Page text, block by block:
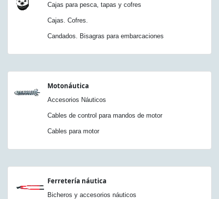
Cajas para pesca, tapas y cofres
Cajas. Cofres.
Candados. Bisagras para embarcaciones
Motonáutica
Accesorios Náuticos
Cables de control para mandos de motor
Cables para motor
Ferretería náutica
Bicheros y accesorios náuticos